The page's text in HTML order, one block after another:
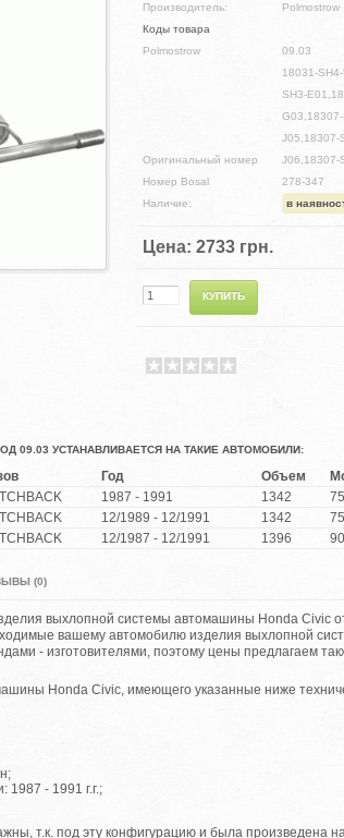
Производитель:
Polmostrow
Коды товара
Polmostrow
09.03
Оригинальный номер
18031-
SH3-
G03,18307-
J05,18307-
J06,18307-
Номер Bosal
278-347
Наличие:
в
Цена: 2733 грн.
09.03 УСТАНАВЛИВАЕТСЯ НА ТАКИЕ АВТОМОБИЛИ:
Год Объем
1987 - 1991 1342
12/1989 - 12/1991 1342
12/1987 - 12/1991 1396
(0)
выхлопной системы автомашины Honda Civic
вашему автомобилю изделия выхлопной
- изготовителями, поэтому цены предлагаем
Honda Civic, имеющего указанные ниже
1987 - 1991 г.г.;
т.к. под эту конфигурацию и была произведена